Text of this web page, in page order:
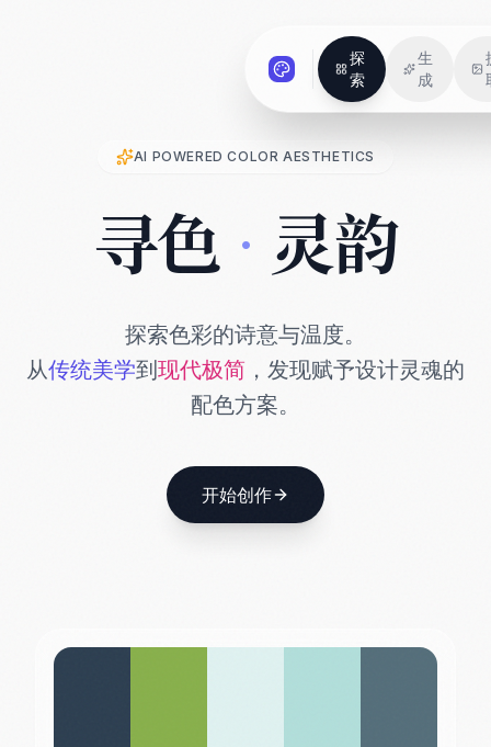
探
索
生
成
AI POWERED COLOR AESTHETICS
寻色 · 灵韵
探索色彩的诗意与温度。
从传统美学到 现代极简 ，发现赋予设计灵魂的
配色方案。
开始创作